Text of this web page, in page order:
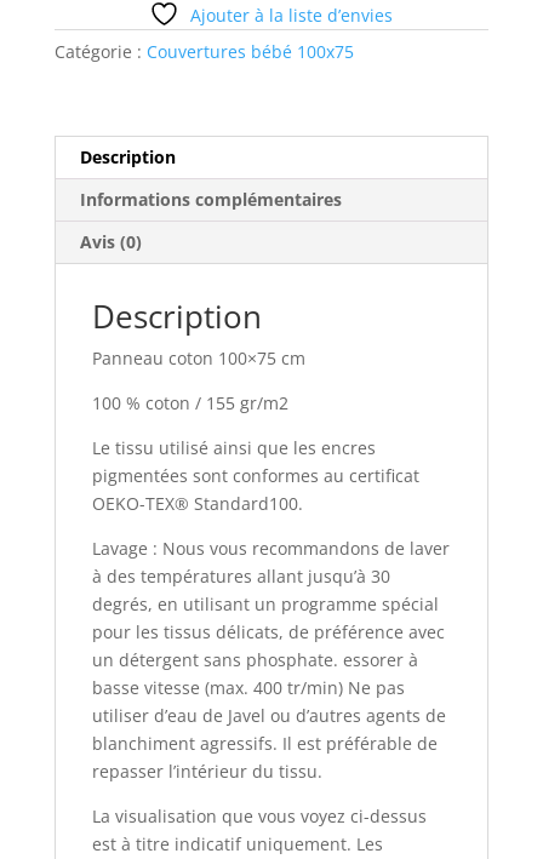
100x75
Ajouter à la liste d’envies
Catégorie : Couvertures bébé 100x75
Description
Informations complémentaires
Avis (0)
Description
Panneau coton 100×75 cm
100 % coton / 155 gr/m2
Le tissu utilisé ainsi que les encres
pigmentées sont conformes au certificat
OEKO-TEX® Standard100.
Lavage : Nous vous recommandons de laver
à des températures allant jusqu’à 30
degrés, en utilisant un programme spécial
pour les tissus délicats, de préférence avec
un détergent sans phosphate. essorer à
basse vitesse (max. 400 tr/min) Ne pas
utiliser d’eau de Javel ou d’autres agents de
blanchiment agressifs. Il est préférable de
repasser l’intérieur du tissu.
La visualisation que vous voyez ci-dessus
est à titre indicatif uniquement. Les